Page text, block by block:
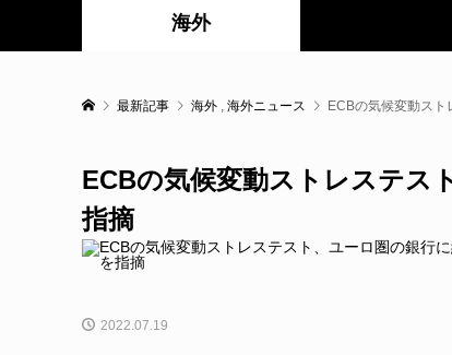
海外
最新記事 海外 , 海外ニュース ECBの気候変動ス
ECBの気候変動ストレステス
指摘
2022.07.19